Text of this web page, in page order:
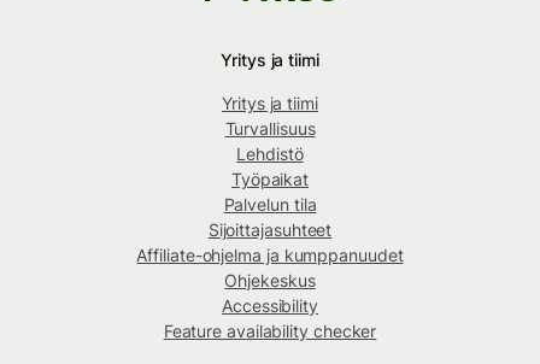
Yritys ja tiimi
Yritys ja tiimi
Turvallisuus
Lehdistö
Työpaikat
Palvelun tila
Sijoittajasuhteet
Affiliate-ohjelma ja kumppanuudet
Ohjekeskus
Accessibility
Feature availability checker